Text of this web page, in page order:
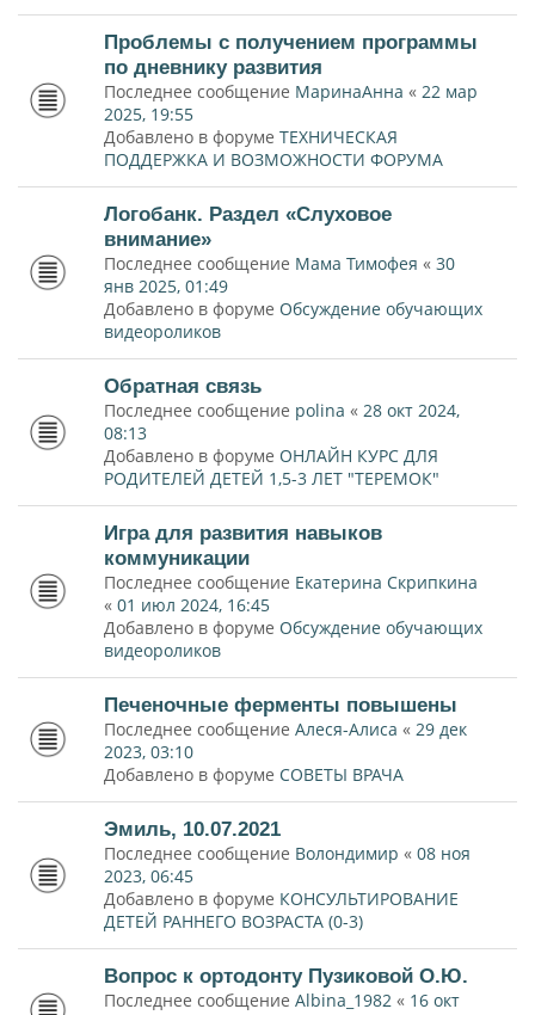
Проблемы с получением программы
по дневнику развития
Последнее сообщение МаринаАнна « 22 мар
2025, 19:55
Добавлено в форуме ТЕХНИЧЕСКАЯ
ПОДДЕРЖКА И ВОЗМОЖНОСТИ ФОРУМА
Логобанк. Раздел «Слуховое
внимание»
Последнее сообщение Мама Тимофея « 30
янв 2025, 01:49
Добавлено в форуме Обсуждение обучающих
видеороликов
Обратная связь
Последнее сообщение polina « 28 окт 2024,
08:13
Добавлено в форуме ОНЛАЙН КУРС ДЛЯ
РОДИТЕЛЕЙ ДЕТЕЙ 1,5-3 ЛЕТ "ТЕРЕМОК"
Игра для развития навыков
коммуникации
Последнее сообщение Екатерина Скрипкина
« 01 июл 2024, 16:45
Добавлено в форуме Обсуждение обучающих
видеороликов
Печеночные ферменты повышены
Последнее сообщение Алеся-Алиса « 29 дек
2023, 03:10
Добавлено в форуме СОВЕТЫ ВРАЧА
Эмиль, 10.07.2021
Последнее сообщение Волондимир « 08 ноя
2023, 06:45
Добавлено в форуме КОНСУЛЬТИРОВАНИЕ
ДЕТЕЙ РАННЕГО ВОЗРАСТА (0-3)
Вопрос к ортодонту Пузиковой О.Ю.
Последнее сообщение Albina_1982 « 16 окт